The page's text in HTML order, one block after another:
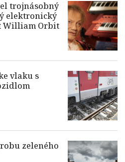
trojnásobný
elektronický
William Orbit
vlaku s
zeleného